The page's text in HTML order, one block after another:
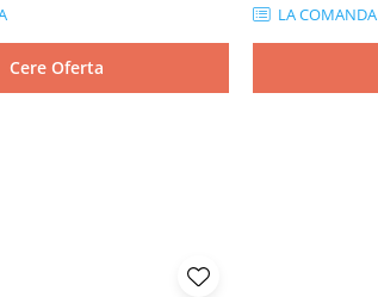
Cere Oferta
LA COMANDA